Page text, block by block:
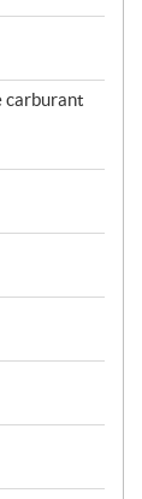
carburant